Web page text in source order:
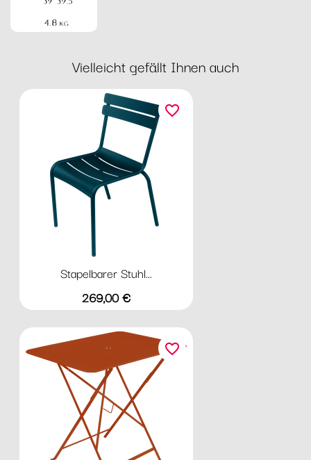
Vielleicht gefällt Ihnen auch
Stapelbarer Stuhl...
Preis
269,00 €
favorite_border
favorite_border